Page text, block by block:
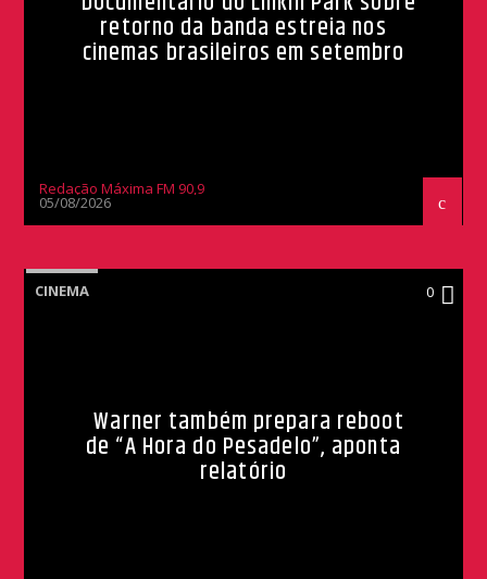
retorno da banda estreia nos
cinemas brasileiros em setembro
Redação Máxima FM 90,9
05/08/2026
CINEMA 0
Warner também prepara reboot
de “A Hora do Pesadelo”, aponta
relatório